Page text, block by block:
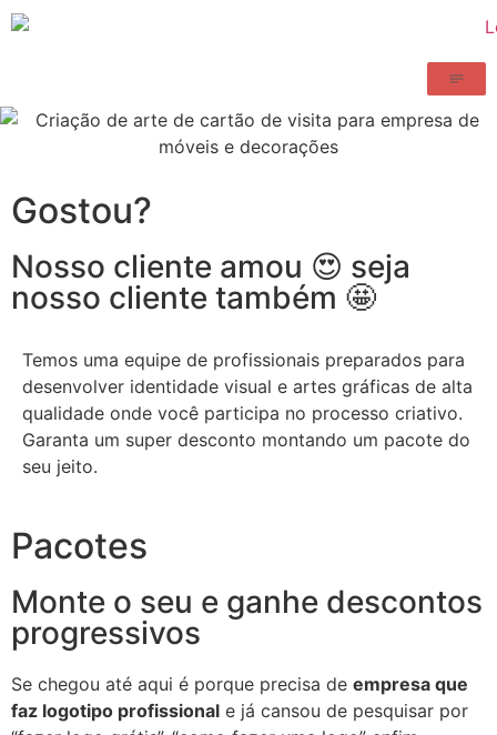
Gostou?
Nosso cliente amou 😍 seja
nosso cliente também 🤩
Temos uma equipe de profissionais preparados para
desenvolver identidade visual e artes gráficas de alta
qualidade onde você participa no processo criativo.
Garanta um super desconto montando um pacote do
seu jeito.
Pacotes
Monte o seu e ganhe descontos
progressivos
Se chegou até aqui é porque precisa de empresa que
faz logotipo profissional e já cansou de pesquisar por